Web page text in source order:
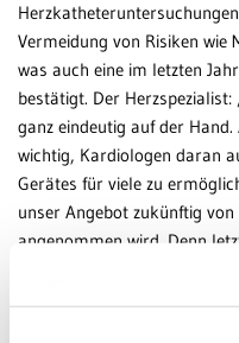
Vermeidung von Risiken
was auch eine im letzten
bestätigt. Der Herzspezialist:
ganz eindeutig auf der
wichtig, Kardiologen daran
Gerätes für viele zu
unser Angebot zukünftig
angenommen wird. Denn